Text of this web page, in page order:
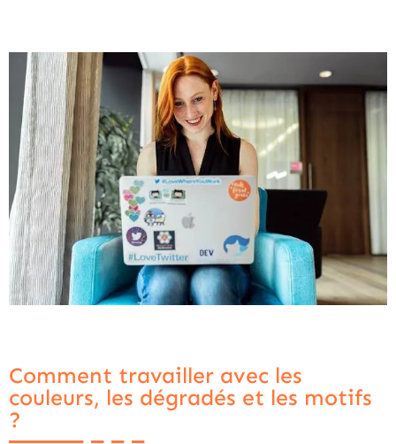
Comment travailler avec les
couleurs, les dégradés et les motifs
?